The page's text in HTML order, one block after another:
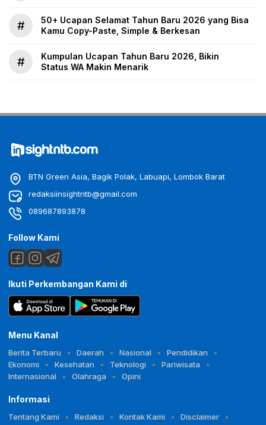
#
50+ Ucapan Selamat Tahun Baru 2026 yang Bisa
Kamu Copy-Paste, Simple & Berkesan
#
Kumpulan Ucapan Tahun Baru 2026, Bikin
Status WA Makin Menarik
BTN Green Asia, Bagik Polak, Labuapi, Lombok Barat
redaksiinsightntb@gmail.com
089687893878
Follow Kami
Ikuti Perkembangan Kami di
Menu Kanal
Berita Terbaru Daerah Nasional
Pendidikan
Ekonomi
Kesehatan Teknologi
Pariwisata
Internasional
Olahraga Opini
Informasi
Tentang Kami Redaksi Kontak Kami
Disclaimer